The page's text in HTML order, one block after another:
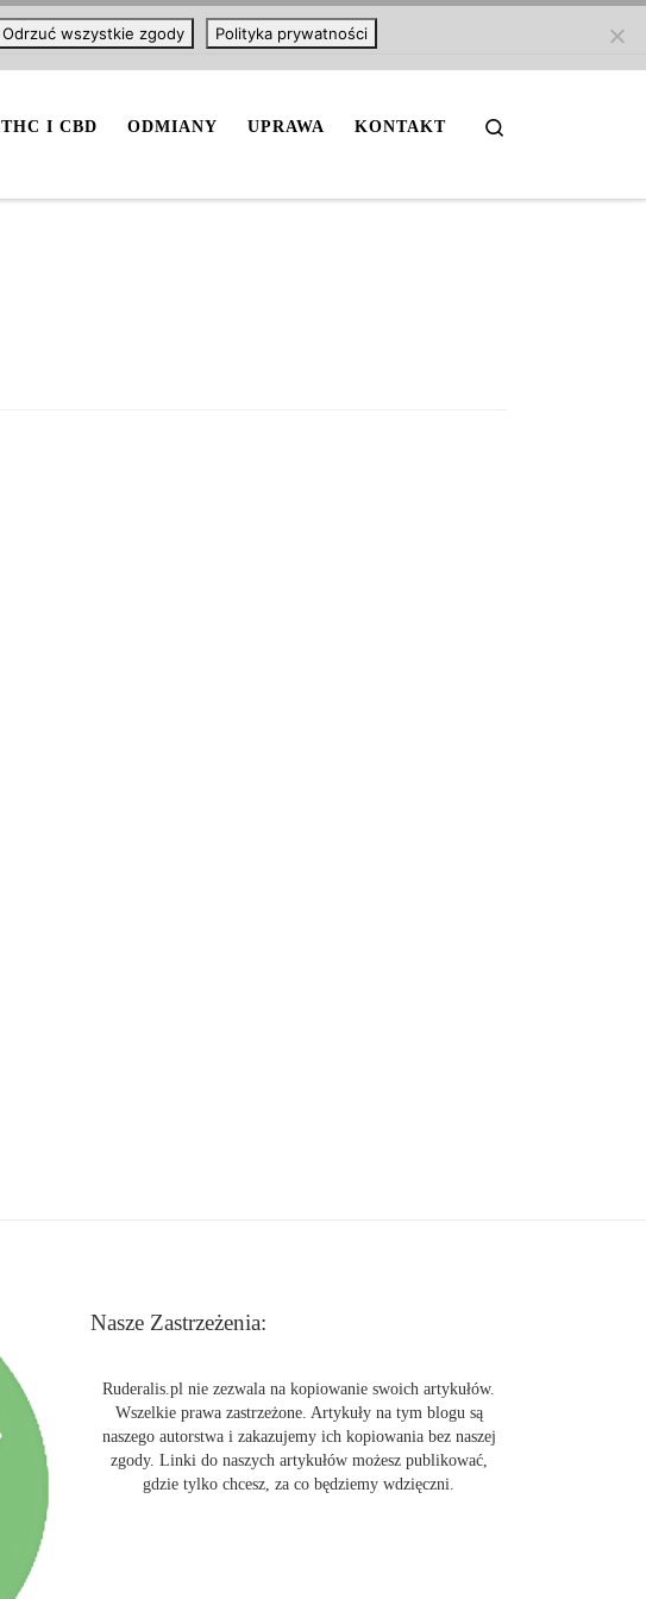
THC I CBD ODMIANY UPRAWA KONTAKT
Nasze Zastrzeżenia:
Ruderalis.pl nie zezwala na kopiowanie swoich artykułów.
Wszelkie prawa zastrzeżone. Artykuły na tym blogu są
naszego autorstwa i zakazujemy ich kopiowania bez naszej
zgody. Linki do naszych artykułów możesz publikować,
gdzie tylko chcesz, za co będziemy wdzięczni.
Odrzuć wszystkie zgody Polityka prywatności